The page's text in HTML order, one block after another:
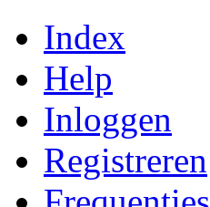
Index
Help
Inloggen
Registreren